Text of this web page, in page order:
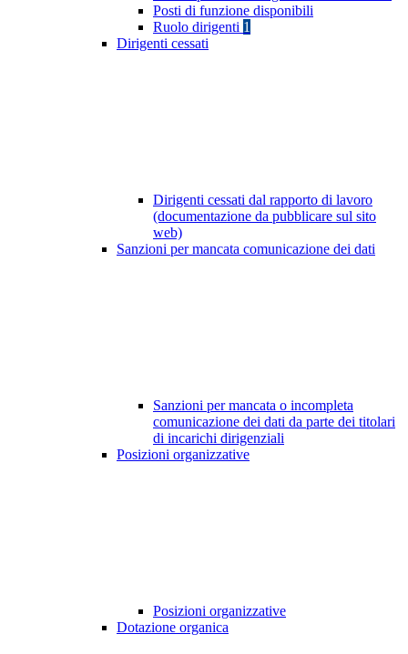
Posti di funzione disponibili
Ruolo dirigenti 1
Dirigenti cessati
Dirigenti cessati dal rapporto di lavoro
(documentazione da pubblicare sul sito
web)
Sanzioni per mancata comunicazione dei dati
Sanzioni per mancata o incompleta
comunicazione dei dati da parte dei titolari
di incarichi dirigenziali
Posizioni organizzative
Posizioni organizzative
Dotazione organica